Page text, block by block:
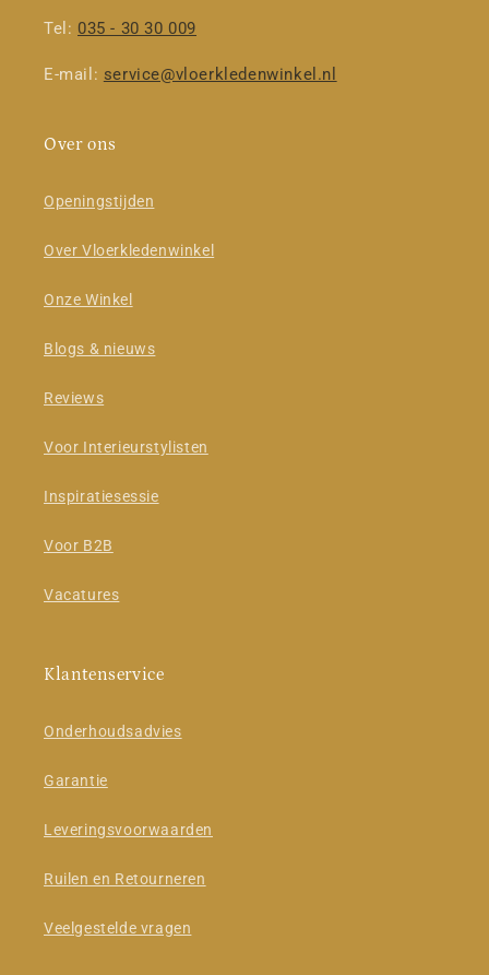
Tel: 035 - 30 30 009
E-mail: service@vloerkledenwinkel.nl
Over ons
Openingstijden
Over Vloerkledenwinkel
Onze Winkel
Blogs & nieuws
Reviews
Voor Interieurstylisten
Inspiratiesessie
Voor B2B
Vacatures
Klantenservice
Onderhoudsadvies
Garantie
Leveringsvoorwaarden
Ruilen en Retourneren
Veelgestelde vragen